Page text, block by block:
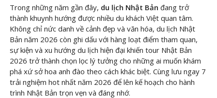
Trong những năm gần đây, du lịch Nhật Bản đang trở
thành khuynh hướng được nhiều du khách Việt quan tâm.
Không chỉ nức danh về cảnh đẹp và văn hóa, du lịch Nhật
Bản năm 2026 còn ghi dấu với hàng loạt điểm tham quan,
sự kiện và xu hướng du lịch hiện đại khiến tour Nhật Bản
2026 trở thành chọn lọc lý tưởng cho những ai muốn khám
phá xứ sở hoa anh đào theo cách khác biệt. Cùng lưu ngay 7
trải nghiệm hot nhất năm 2026 để lên kế hoạch cho hành
trình Nhật Bản trọn vẹn và đáng nhớ.